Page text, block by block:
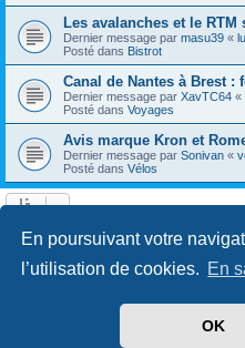
En poursuivant votre
l’utilisation de cookies. En
OK
Les avalanches et le
Dernier message par masu39 «
Posté dans Bistrot
Canal de Nantes à Brest :
Dernier message par XavTC64 «
Posté dans Voyages
Avis marque Kron et
Dernier message par Sonivan «
Posté dans Vélos
602 résultats trouvés 1
phpBB ®